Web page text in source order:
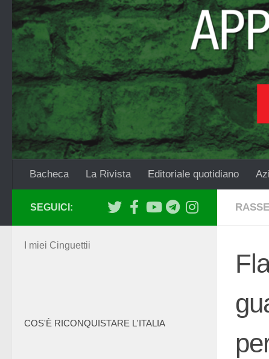
Salta al contenuto
Bacheca La Rivista Editoriale quotidiano
SEGUICI:
I miei Cinguettii
COS'È RICONQUISTARE L'ITALIA